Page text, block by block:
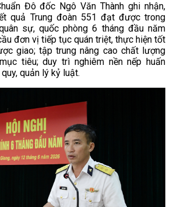
Đô đốc Ngô Văn Thành ghi nhận,
quả Trung đoàn 551 đạt được trong
sự, quốc phòng 6 tháng đầu năm
đơn vị tiếp tục quán triệt, thực hiện tốt
giao; tập trung nâng cao chất lượng
tiêu; duy trì nghiêm nền nếp huấn
quản lý kỷ luật.